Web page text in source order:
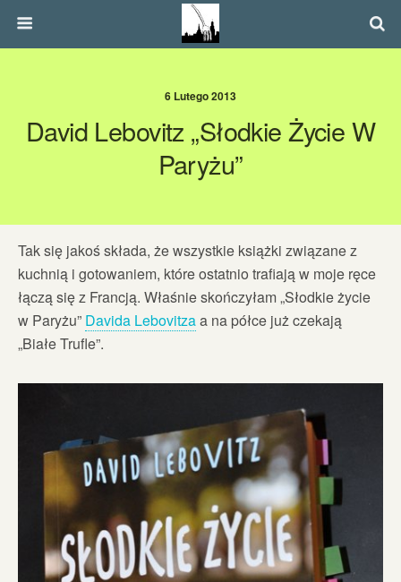
6 Lutego 2013
David Lebovitz „Słodkie Życie W
Paryżu”
Tak się jakoś składa, że wszystkie książki związane z
kuchnią i gotowaniem, które ostatnio trafiają w moje ręce
łączą się z Francją. Właśnie skończyłam „Słodkie życie
w Paryżu” Davida Lebovitzaa na półce już czekają
„Białe Trufle”.